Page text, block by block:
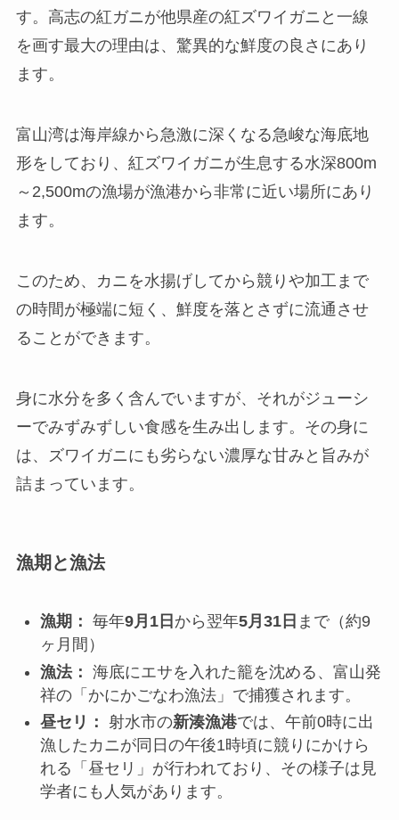
す。高志の紅ガニが他県産の紅ズワイガニと一線
を画す最大の理由は、驚異的な鮮度の良さにあり
ます。
富山湾は海岸線から急激に深くなる急峻な海底地
形をしており、紅ズワイガニが生息する水深800m
～2,500mの漁場が漁港から非常に近い場所にあり
ます。
このため、カニを水揚げしてから競りや加工まで
の時間が極端に短く、鮮度を落とさずに流通させ
ることができます。
身に水分を多く含んでいますが、それがジューシ
ーでみずみずしい食感を生み出します。その身に
は、ズワイガニにも劣らない濃厚な甘みと旨みが
詰まっています。
漁期と漁法
漁期： 毎年9月1日 から翌年5月31日 まで（約9
ヶ月間）
漁法： 海底にエサを入れた籠を沈める、富山発
祥の「かにかごなわ漁法」で捕獲されます。
昼セリ：
射水市の新湊漁港では、午前0時に出
漁したカニが同日の午後1時頃に競りにかけら
れる「昼セリ」が行われており、その様子は見
学者にも人気があります。